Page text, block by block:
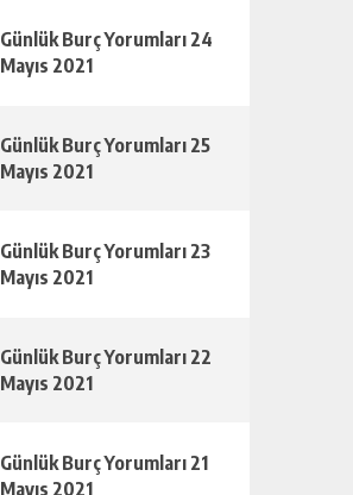
Günlük Burç Yorumları 24
Mayıs 2021
Günlük Burç Yorumları 25
Mayıs 2021
Günlük Burç Yorumları 23
Mayıs 2021
Günlük Burç Yorumları 22
Mayıs 2021
Günlük Burç Yorumları 21
Mayıs 2021